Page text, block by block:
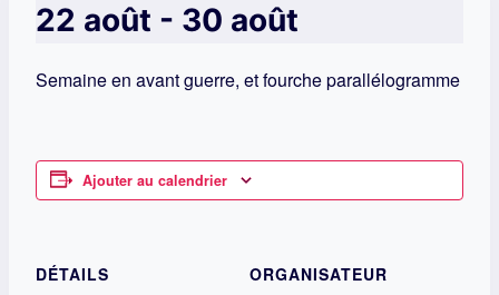
22 août - 30 août
Semaine en avant guerre, et fourche parallélogramme
Ajouter au calendrier
DÉTAILS
ORGANISATEUR